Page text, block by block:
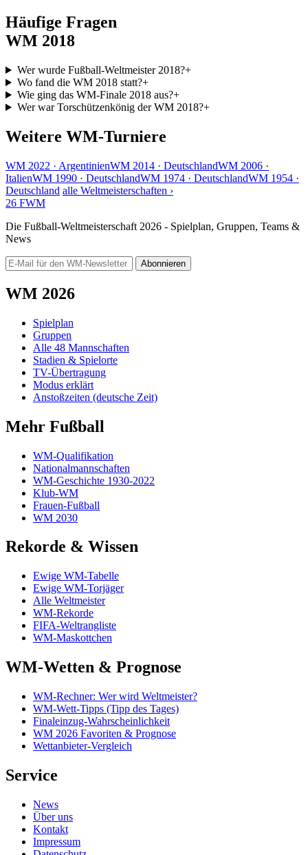
Häufige Fragen
WM 2018
Wer wurde Fußball-Weltmeister 2018?+
Wo fand die WM 2018 statt?+
Wie ging das WM-Finale 2018 aus?+
Wer war Torschützenkönig der WM 2018?+
Weitere WM-Turniere
WM 2022 · ArgentinienWM 2014 · DeutschlandWM 2006 ·
ItalienWM 1990 · DeutschlandWM 1974 · DeutschlandWM 1954 ·
Deutschland alle Weltmeisterschaften ›
26 FWM
Die Fußball-Weltmeisterschaft 2026 - Spielplan, Gruppen, Teams &
News
Abonnieren
WM 2026
Spielplan
Gruppen
Alle 48 Mannschaften
Stadien & Spielorte
TV-Übertragung
Modus erklärt
Anstoßzeiten (deutsche Zeit)
Mehr Fußball
WM-Qualifikation
Nationalmannschaften
WM-Geschichte 1930-2022
Klub-WM
Frauen-Fußball
WM 2030
Rekorde & Wissen
Ewige WM-Tabelle
Ewige WM-Torjäger
Alle Weltmeister
WM-Rekorde
FIFA-Weltrangliste
WM-Maskottchen
WM-Wetten & Prognose
WM-Rechner: Wer wird Weltmeister?
WM-Wett-Tipps (Tipp des Tages)
Finaleinzug-Wahrscheinlichkeit
WM 2026 Favoriten & Prognose
Wettanbieter-Vergleich
Service
News
Über uns
Kontakt
Impressum